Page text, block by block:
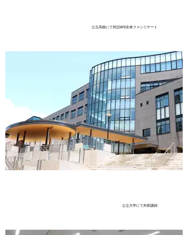
公立高校にて対話WS全体ファシリテート
公立高校にて、2年生240人の対
話WS授業づくりと当日の全体
ファシリテートを行いました。
自分についてシートを書いて自
己対話を行い、他者と対話をし
て他者対話から自己理解や他と
の違いを楽しむきっかけをつく
りだすための仕掛けづくり。
公立大学にて外部講師